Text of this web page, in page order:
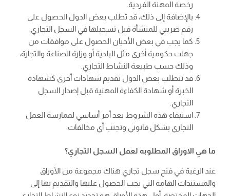
رخصة المهنة الفردية.
بالإضافة إلى ذلك، قد تطلب بعض الدول الحصول على
رقم ضريبي للمنشأة قبل تسجيلها في السجل التجاري.
كما يجب في بعض الأحيان الحصول على موافقات من
جهات حكومية أخرى مثل البلدية أو وزارة الصناعة والتجارة،
وذلك حسب طبيعة النشاط التجاري.
قد تتطلب بعض الدول تقديم شهادات أخرى كشهادة
الخبرة أو شهادة الكفاءة المهنية قبل إصدار السجل
التجاري.
استيفاء هذه الشروط يعد أمر أساسي لممارسة العمل
التجاري بشكل قانوني وتجنب أي مخالفات.
ما هي الاوراق المطلوبه لعمل السجل التجاري؟
عند الرغبة في فتح سجل تجاري هناك مجموعة من الأوراق
والمستندات الهامة التي يجب الحصول عليها والتقديم بها إلى